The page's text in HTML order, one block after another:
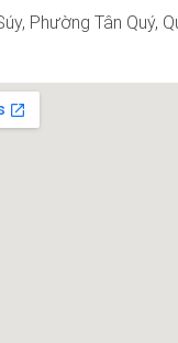
Phường Tân Quý,